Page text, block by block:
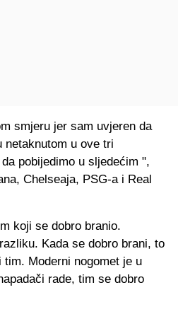
smjeru jer sam uvjeren da
u ove tri
pobijedimo u sljedećim ",
Chelseaja, PSG-a i Real
koji se dobro branio.
Kada se dobro brani, to
Moderni nogomet je u
rade, tim se dobro